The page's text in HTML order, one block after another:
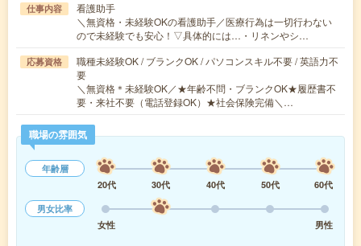
仕事内容
看護助手
＼無資格・未経験OKの看護助手／医療行為は一切行わない
ので未経験でも安心！▽具体的には…・リネンやシ…
応募資格
職種未経験OK / ブランクOK / パソコンスキル不要 / 英語力不
要
＼無資格＊未経験OK／★年齢不問・ブランクOK★履歴書不
要・来社不要（電話登録OK）★社会保険完備＼…
職場の雰囲気
年齢層
20代
30代 40代 50代
60代
男女比率
女性
男性